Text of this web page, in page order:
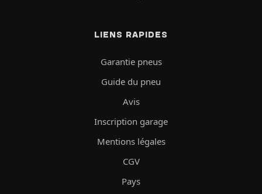
LIENS RAPIDES
Garantie pneus
Guide du pneu
Avis
Inscription garage
Mentions légales
CGV
Pays